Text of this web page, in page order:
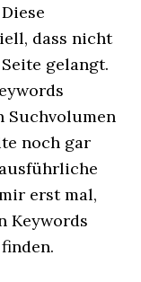
dass nicht
gelangt.
Suchvolumen
noch gar
erst mal,
Keywords